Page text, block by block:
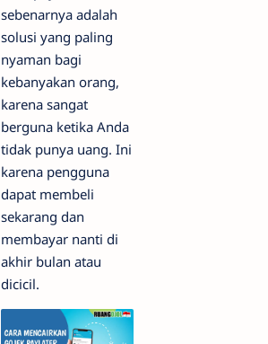
sebenarnya adalah
solusi yang paling
nyaman bagi
kebanyakan orang,
karena sangat
berguna ketika Anda
tidak punya uang. Ini
karena pengguna
dapat membeli
sekarang dan
membayar nanti di
akhir bulan atau
dicicil.